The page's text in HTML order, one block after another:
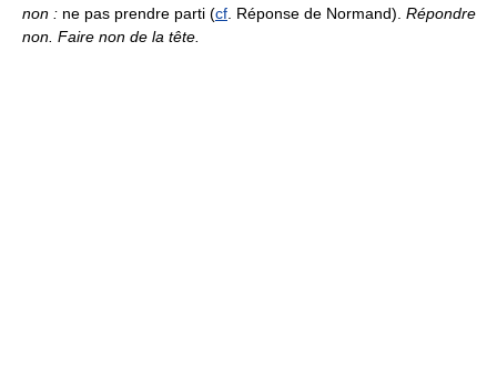
non : ne pas prendre parti (cf . Réponse de Normand). Répondre
non. Faire non de la tête.